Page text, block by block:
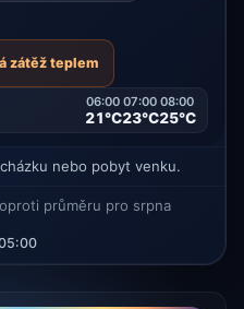
zátěž teplem
06:00
21°C
07:00
23°C
08:00
25°C
nebo pobyt venku.
oproti průměru pro srpna